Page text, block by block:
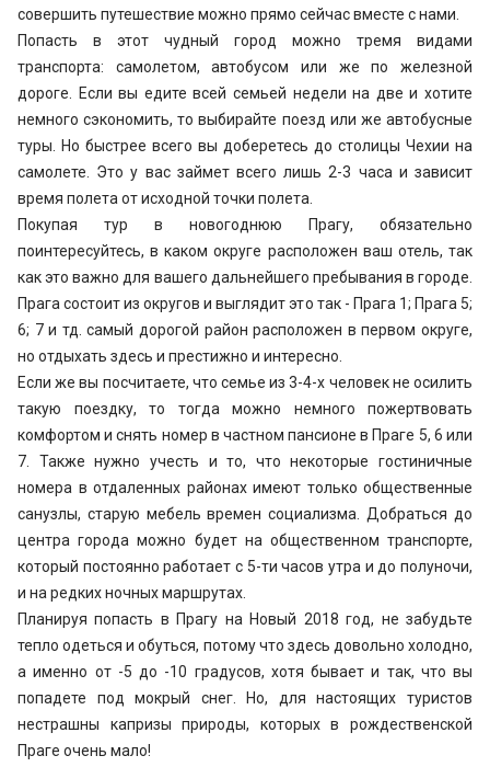
совершить путешествие можно прямо сейчас вместе с нами.
Попасть в этот чудный город можно тремя видами
транспорта: самолетом, автобусом или же по железной
дороге. Если вы едите всей семьей недели на две и хотите
немного сэкономить, то выбирайте поезд или же автобусные
туры. Но быстрее всего вы доберетесь до столицы Чехии на
самолете. Это у вас займет всего лишь 2-3 часа и зависит
время полета от исходной точки полета.
Покупая тур в новогоднюю Прагу, обязательно
поинтересуйтесь, в каком округе расположен ваш отель, так
как это важно для вашего дальнейшего пребывания в городе.
Прага состоит из округов и выглядит это так - Прага 1; Прага 5;
6; 7 и тд. самый дорогой район расположен в первом округе,
но отдыхать здесь и престижно и интересно.
Если же вы посчитаете, что семье из 3-4-х человек не осилить
такую поездку, то тогда можно немного пожертвовать
комфортом и снять номер в частном пансионе в Праге 5, 6 или
7. Также нужно учесть и то, что некоторые гостиничные
номера в отдаленных районах имеют только общественные
санузлы, старую мебель времен социализма. Добраться до
центра города можно будет на общественном транспорте,
который постоянно работает с 5-ти часов утра и до полуночи,
и на редких ночных маршрутах.
Планируя попасть в Прагу на Новый 2018 год, не забудьте
тепло одеться и обуться, потому что здесь довольно холодно,
а именно от -5 до -10 градусов, хотя бывает и так, что вы
попадете под мокрый снег. Но, для настоящих туристов
нестрашны капризы природы, которых в рождественской
Праге очень мало!